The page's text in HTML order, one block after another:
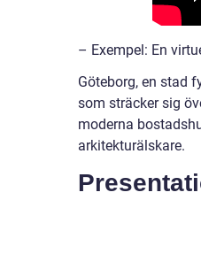
– Exempel: En
Göteborg, en stad
som sträcker sig
moderna
arkitekturälskare.